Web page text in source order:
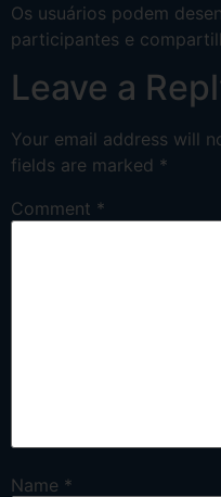
Os usuários podem
participantes e
Leave a
Your email address will
fields are marked *
Comment *
Name *